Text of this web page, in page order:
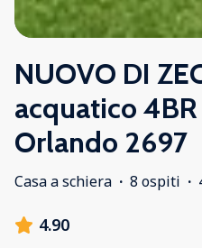
NUOVO DI
acquatico
Orlando 2697
Casa a schiera · 8 ospiti ·
4.90